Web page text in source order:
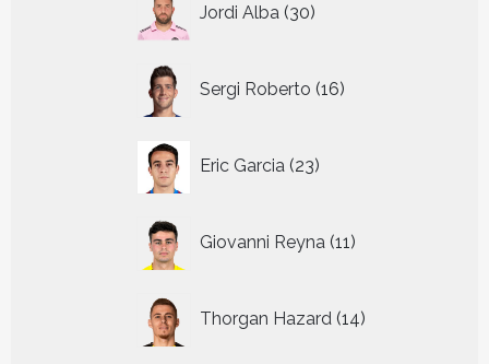
Jordi Alba 30
producten
Sergi Roberto 16
producten
Eric Garcia 23
producten
Giovanni Reyna 11
producten
Thorgan Hazard 14
producten